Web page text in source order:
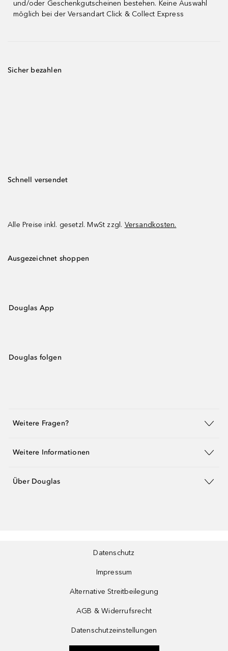
und/oder Geschenkgutscheinen bestehen. Keine Auswahl
möglich bei der Versandart Click & Collect Express
Sicher bezahlen
Schnell versendet
Alle Preise inkl. gesetzl. MwSt zzgl. Versandkosten.
Ausgezeichnet shoppen
Douglas App
Douglas folgen
Weitere Fragen?
Weitere Informationen
Über Douglas
Datenschutz
Impressum
Alternative Streitbeilegung
AGB & Widerrufsrecht
Datenschutzeinstellungen